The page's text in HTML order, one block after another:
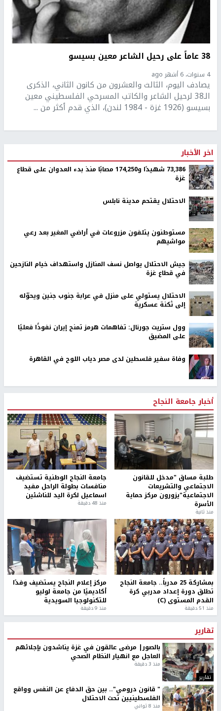
38 عاماً على رحيل الشاعر معين بسيسو
4 سنوات، 6 أشهر ago
يصادف اليوم، الثالث والعشرون من كانون الثاني، الذكرى
الـ38 لرحيل الشاعر والكاتب المسرحي الفلسطيني معين
بسيسو (1926 غزة - 1984 لندن)، الذي قدم أكثر من ...
اخر الأخبار
73,386 شهيدًا و174,250 مصابًا منذ بدء العدوان على قطاع
غزة
الاحتلال يقتحم مدينة نابلس
مستوطنون يتلفون مزروعات في أراضي المغير بعد رعي
مواشيهم
جيش الاحتلال يواصل نسف المنازل واستهداف خيام النازحين
في قطاع غزة
الاحتلال يستولي على منزل في عرابة جنوب جنين ويحوّله
إلى ثكنة عسكرية
وول ستريت جورنال: تفاهمات هرمز تمنح إيران نفوذًا فعليًا
على المضيق
وفاة سفير فلسطين لدى مصر دياب اللوح في القاهرة
أخبار جامعة النجاح
طلبة مساق "مدخل للقانون
الاجتماعي والتشريعات
الاجتماعية"يزورون مركز حماية
الأسرة
منذ ثانية
جامعة النجاح الوطنية تستضيف
منافسات بطولة الراحل مفيد
اسماعيل لكرة اليد للناشئين
منذ 48 دقيقة
بمشاركة 25 مدرباً.. جامعة النجاح
تطلق دورة إعداد مدربي كرة
القدم المستوى (C)
منذ 51 دقيقة
مركز إعلام النجاح يستضيف وفدًا
أكاديميًا من جامعة لوليو
للتكنولوجيا السويدية
منذ 9 دقيقة
تقارير
تقارير
بالصور| مرضى عالقون في غزة يناشدون بإجلائهم
العاجل مع انهيار النظام الصحي
منذ 3 دقيقة
" قانون درومي".. بين حق الدفاع عن النفس وواقع
الفلسطينيين تحت الاحتلال
منذ 8 ثواني